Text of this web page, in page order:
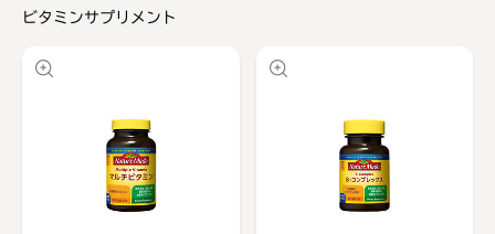
ビタミンサプリメント